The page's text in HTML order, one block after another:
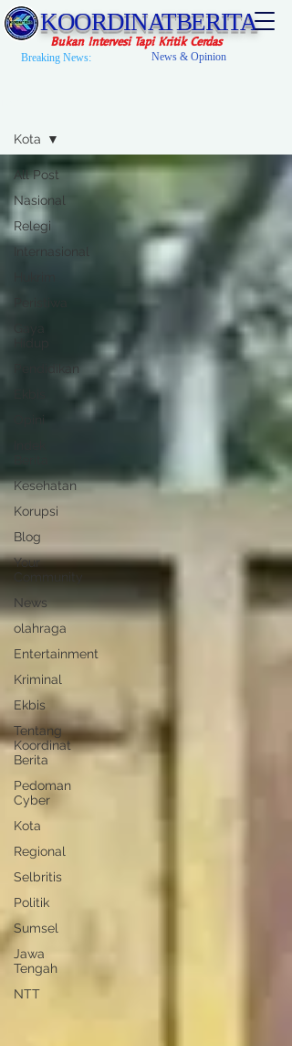
KOORDINATBERITA
Bukan Intervesi Tapi Kritik Cerdas
Breaking News: News & Opinion
All Post
Nasional
Relegi
Internasional
Pendidikan
Kesehatan
Korupsi
Blog
Your
Community
News
olahraga
Entertainment
Kriminal
Ekbis
Tentang
Koordinat
Berita
Pedoman
Cyber
Kota
Regional
Selbritis
Politik
Sumsel
Jawa
Tengah
NTT
Kota